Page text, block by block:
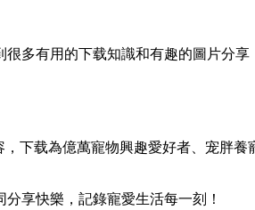
多有用的下载知識和有趣的圖片分
，下载為億萬寵物興趣愛好者、宠胖養
享快樂，記錄寵愛生活每一刻！